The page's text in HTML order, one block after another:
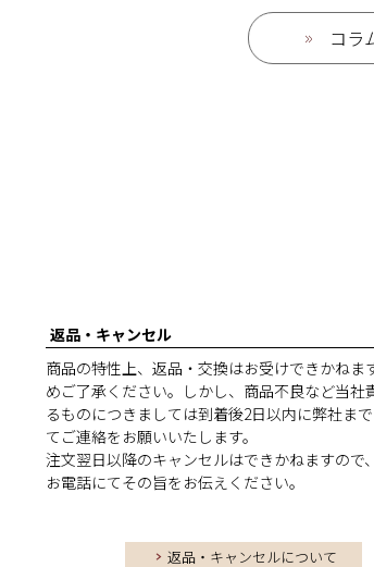
コラ
返品・キャンセル
商品の特性上、返品・交換はお受けできかねま
めご了承ください。しかし、商品不良など当社
るものにつきましては到着後2日以内に弊社ま
てご連絡をお願いいたします。
注文翌日以降のキャンセルはできかねますので
お電話にてその旨をお伝えください。
返品・キャンセルについて